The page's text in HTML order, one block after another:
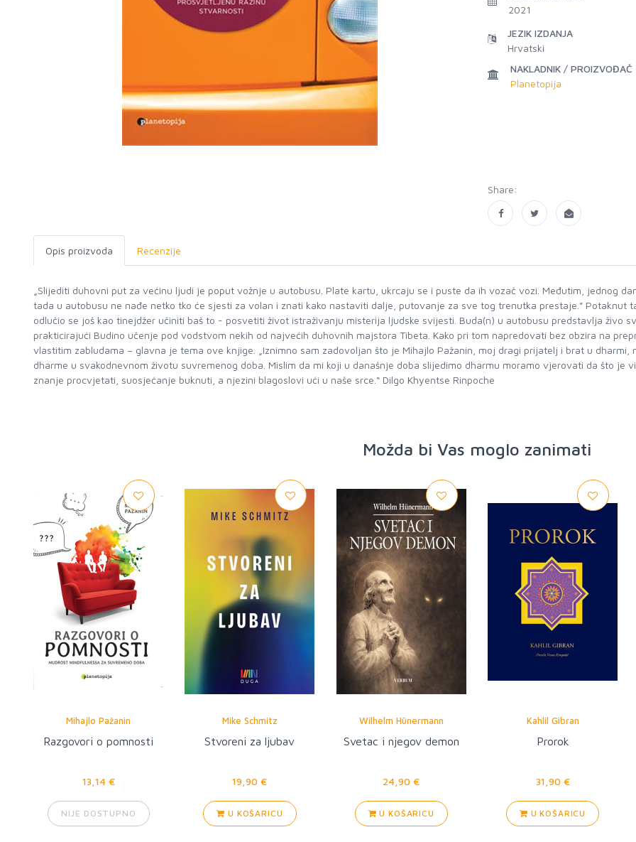
2021
JEZIK IZDANJA
Hrvatski
NAKLADNIK / PROIZVOĐAČ
Planetopija
Share:
Opis proizvoda Recenzije
„Slijediti duhovni put za većinu ljudi je poput vožnje u autobusu. Plate kartu, ukrcaju se i puste da ih vozač vozi. Međutim, jednog
tada u autobusu ne nađe netko tko će sjesti za volan i znati kako nastaviti dalje, putovanje za sve tog trenutka prestaje.” Potaknut
odlučio se još kao tinejdžer učiniti baš to - posvetiti život istraživanju misterija ljudske svijesti. Buda(n) u autobusu predstavlja živo
prakticirajući Budino učenje pod vodstvom nekih od najvećih duhovnih majstora Tibeta. Kako pri tom napredovati bez obzira na
vlastitim zabludama – glavna je tema ove knjige. „Iznimno sam zadovoljan što je Mihajlo Pažanin, moj dragi prijatelj i brat u
dharme u svakodnevnom životu suvremenog doba. Mislim da mi koji u današnje doba slijedimo dharmu moramo vjerovati da što je
znanje procvjetati, suosjećanje buknuti, a njezini blagoslovi ući u naše srce.“ Dilgo Khyentse Rinpoche
Možda bi Vas moglo zanimati
Mihajlo Pažanin
Razgovori o pomnosti
13,14 €
NIJE DOSTUPNO
Mike Schmitz
Stvoreni za ljubav
19,90 €
U KOŠARICU
Wilhelm Hünermann
Svetac i njegov demon
24,90 €
U KOŠARICU
Kahlil Gibran
Prorok
31,90 €
U KOŠARICU